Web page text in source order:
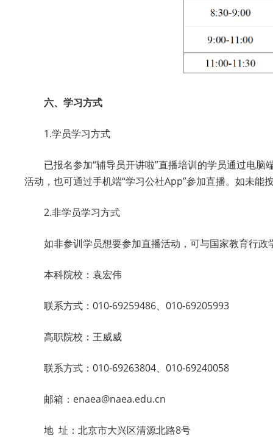
六、学习方式
1.学员学习方式
已报名参加“辅导员开讲啦”直播培训的学员通过电脑
活动，也可通过手机端“学习公社App”参加直播。如未
2.非学员学习方式
如非参训学员想要参加直播活动，可与国家教育行
本科院校：袁宏伟
联系方式：010-69259486、010-69205993
高职院校：王威威
联系方式：010-69263804、010-69240058
邮箱：enaea@naea.edu.cn
地 址：北京市大兴区清源北路8号